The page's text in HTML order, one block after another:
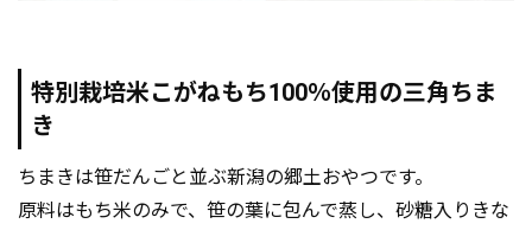
特別栽培米こがねもち100％使用の三角ちま
き
ちまきは笹だんごと並ぶ新潟の郷土おやつです。
原料はもち米のみで、笹の葉に包んで蒸し、砂糖入りきな